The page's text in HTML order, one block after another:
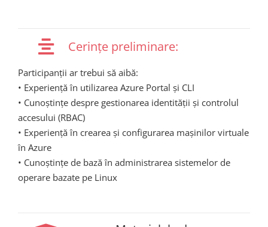
Cerințe preliminare:
Participanții ar trebui să aibă:
• Experiență în utilizarea Azure Portal și CLI
• Cunoștințe despre gestionarea identității și controlul
accesului (RBAC)
• Experiență în crearea și configurarea mașinilor virtuale
în Azure
• Cunoștințe de bază în administrarea sistemelor de
operare bazate pe Linux